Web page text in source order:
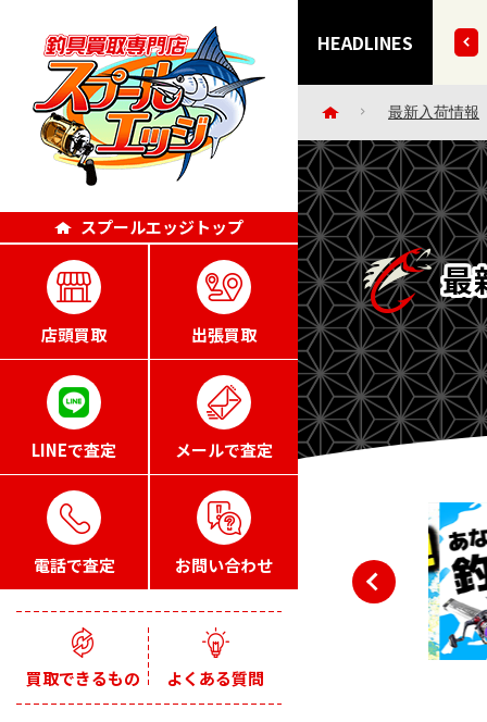
スプールエッジトップ
店頭買取 出張買取
LINEで査定 メールで査定
電話で査定 お問い合わせ
買取できるもの よくある質問
HEADLINES
ずにごめんなさい・・。」エッジポイント4倍キャンペー
最新入荷情報
最